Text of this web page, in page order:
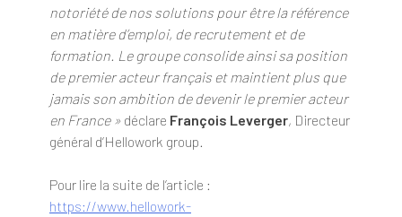
notoriété de nos solutions pour être la référence
en matière d’emploi, de recrutement et de
formation. Le groupe consolide ainsi sa position
de premier acteur français et maintient plus que
jamais son ambition de devenir le premier acteur
en France » déclare François Leverger, Directeur
général d’Hellowork group.
Pour lire la suite de l’article :
https://www.hellowork-